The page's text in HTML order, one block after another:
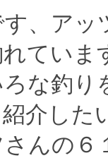
、アッ
ていま
な釣り
介した
んの６